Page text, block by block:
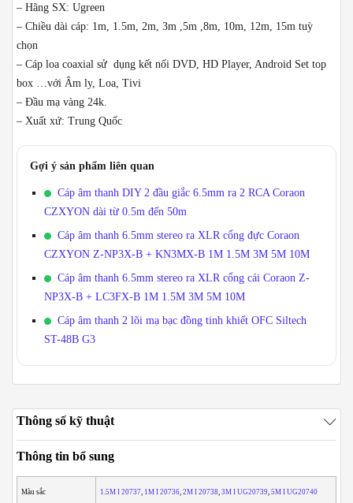
– Hãng SX: Ugreen
– Chiều dài cáp: 1m, 1.5m, 2m, 3m ,5m ,8m, 10m, 12m, 15m tuỳ
chọn
– Cáp loa coaxial sử dụng kết nối DVD, HD Player, Android Set top
box …với Âm ly, Loa, Tivi
– Đầu mạ vàng 24k.
– Xuất xứ: Trung Quốc
Gợi ý sản phẩm liên quan
Cáp âm thanh DIY 2 đầu giắc 6.5mm ra 2 RCA Coraon
CZXYON dài từ 0.5m đến 50m
Cáp âm thanh 6.5mm stereo ra XLR cổng đực Coraon
CZXYON Z-NP3X-B + KN3MX-B 1M 1.5M 3M 5M 10M
Cáp âm thanh 6.5mm stereo ra XLR cổng cái Coraon Z-
NP3X-B + LC3FX-B 1M 1.5M 3M 5M 10M
Cáp âm thanh 2 lõi mạ bạc đồng tinh khiết OFC Siltech
ST-48B G3
Thông số kỹ thuật
Thông tin bổ sung
Màu sắc 1.5M I 20737 1M I 20736 2M I 20738 3M I UG20739 5M I UG20740